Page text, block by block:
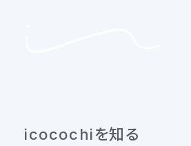
icocochiを知る